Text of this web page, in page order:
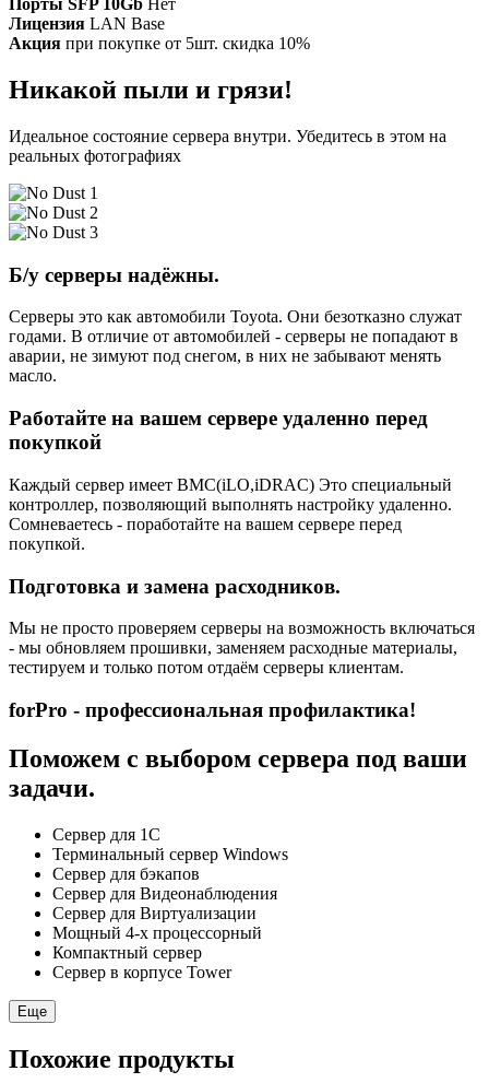
Порты SFP 10Gb Нет
Лицензия LAN Base
Акция при покупке от 5шт. скидка 10%
Никакой пыли и грязи!
Идеальное состояние сервера внутри. Убедитесь в этом на
реальных фотографиях
Б/у серверы надёжны.
Серверы это как автомобили Toyota. Они безотказно служат
годами. В отличие от автомобилей - серверы не попадают в
аварии, не зимуют под снегом, в них не забывают менять
масло.
Работайте на вашем сервере удаленно перед
покупкой
Каждый сервер имеет BMC(iLO,iDRAC) Это специальный
контроллер, позволяющий выполнять настройку удаленно.
Сомневаетесь - поработайте на вашем сервере перед
покупкой.
Подготовка и замена расходников.
Мы не просто проверяем серверы на возможность включаться
- мы обновляем прошивки, заменяем расходные материалы,
тестируем и только потом отдаём серверы клиентам.
forPro - профессиональная профилактика!
Поможем с выбором сервера под ваши
задачи.
Сервер для 1С
Терминальный сервер Windows
Сервер для бэкапов
Сервер для Видеонаблюдения
Сервер для Виртуализации
Мощный 4-х процессорный
Компактный сервер
Сервер в корпусе Tower
Еще
Похожие продукты